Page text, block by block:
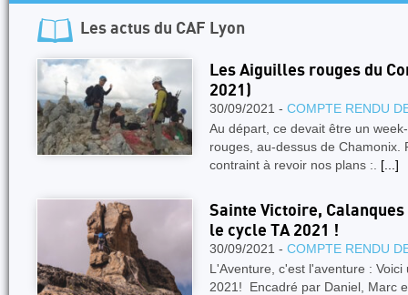
Les actus du CAF Lyon
Les Aiguilles rouges du
2021)
30/09/2021 - COMPTE RENDU
Au départ, ce devait être un
rouges, au-dessus de Chamonix.
contraint à revoir nos plans :. [...]
Sainte Victoire,
le cycle TA 2021 !
30/09/2021 - COMPTE RENDU
L'Aventure, c'est l'aventure :
2021! Encadré par Daniel, Marc